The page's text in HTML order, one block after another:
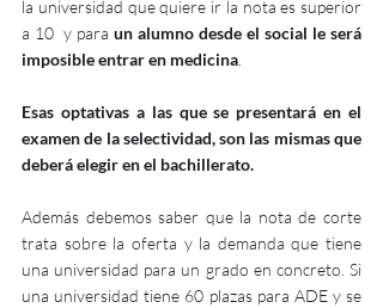
la universidad que quiere ir la nota es superior
a 10  y para un alumno desde el social le será
imposible entrar en medicina
Esas optativas a las que se presentará en el
examen de la selectividad, son las mismas que
deberá elegir en el bachillerato.
Además debemos saber que la nota de corte
trata sobre la oferta y la demanda que tiene
una universidad para un grado en concreto. Si
una universidad tiene 60 plazas para ADE y se